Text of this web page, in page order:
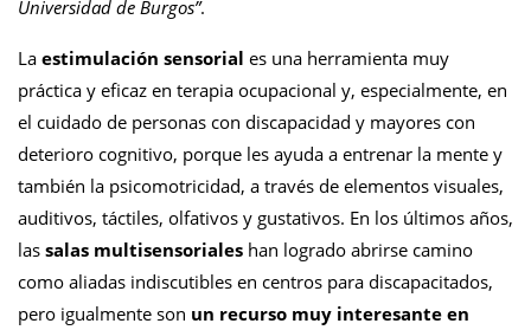
Universidad de Burgos”.
La estimulación sensorial es una herramienta muy
práctica y eficaz en terapia ocupacional y, especialmente, en
el cuidado de personas con discapacidad y mayores con
deterioro cognitivo, porque les ayuda a entrenar la mente y
también la psicomotricidad, a través de elementos visuales,
auditivos, táctiles, olfativos y gustativos. En los últimos años,
las salas multisensoriales han logrado abrirse camino
como aliadas indiscutibles en centros para discapacitados,
pero igualmente son un recurso muy interesante en